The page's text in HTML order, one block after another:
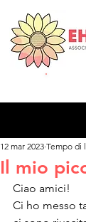
Il mio
12 mar 2023 Tempo di
Ciao amici!
Ci ho messo